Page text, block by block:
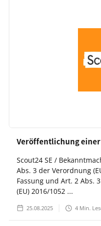
Veröffentlichung
Scout24 SE /
Abs. 3 der Verordnung
Fassung und Art. 2 Abs.
(EU) 2016/1052 ...
25.08.2025 4 Min.